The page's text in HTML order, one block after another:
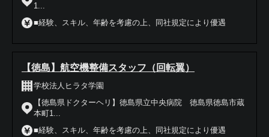
1...
■経験、スキル、年齢を考慮の上、同社規定により優遇
【徳島】航空機整備スタッフ（回転翼）
学校法人ヒラタ学園
【徳島県ドクターヘリ】徳島県立中央病院 徳島県徳島市蔵
本町1...
■経験、スキル、年齢を考慮の上、同社規定により優遇